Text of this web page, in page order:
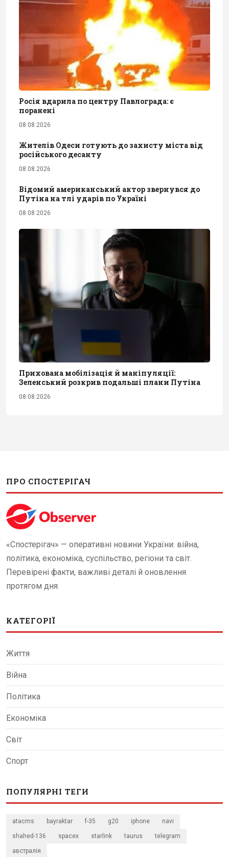
Росія вдарила по центру Павлограда: є
поранені
08.08.2026
Жителів Одеси готують до захисту міста від
російського десанту
08.08.2026
Відомий американський актор звернувся до
Путіна на тлі ударів по Україні
08.08.2026
Прихована мобілізація й маніпуляції:
Зеленський розкрив подальші плани Путіна
08.08.2026
ПРО СПОСТЕРІГАЧ
«Спостерігач» — оперативні новини України: війна,
політика, економіка, суспільство, регіони та світ.
Перевірені факти, важливі деталі й оновлення
протягом дня.
КАТЕГОРІЇ
Життя
Війна
Політика
Економіка
Світ
Спорт
ПОПУЛЯРНІ ТЕГИ
atacms bayraktar f-35 g20 iphone navi
shahed-136 spacex starlink taurus telegram
австралія